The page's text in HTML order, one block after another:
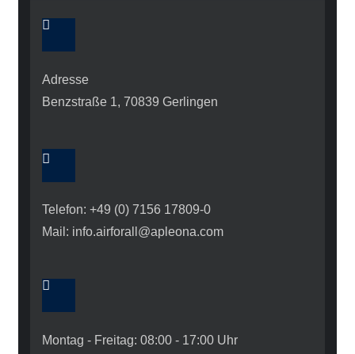
Adresse
Benzstraße 1, 70839 Gerlingen
Telefon: +49 (0) 7156 17809-0
Mail: info.airforall@apleona.com
Montag - Freitag: 08:00 - 17:00 Uhr